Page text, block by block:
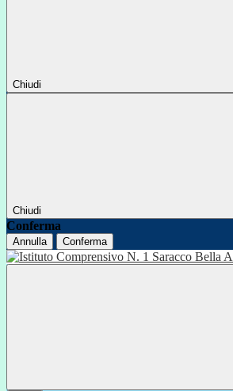
Chiudi
Chiudi
Conferma
Annulla Conferma